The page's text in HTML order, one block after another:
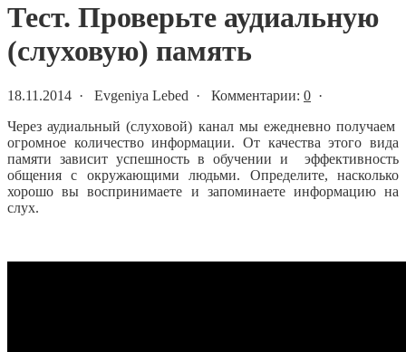
Тест. Проверьте аудиальную
(слуховую) память
18.11.2014 · Evgeniya Lebed · Комментарии: 0 ·
Через аудиальный (слуховой) канал мы ежедневно получаем
огромное количество информации. От качества этого вида
памяти зависит успешность в обучении и эффективность
общения с окружающими людьми. Определите, насколько
хорошо вы воспринимаете и запоминаете информацию на
слух.